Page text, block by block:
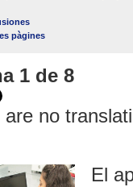
pàgines
1 de 8
are no
El